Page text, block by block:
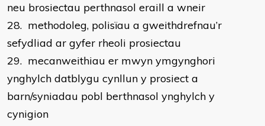
neu brosiectau perthnasol eraill a wneir
28. methodoleg, polisïau a gweithdrefnau’r
sefydliad ar gyfer rheoli prosiectau
29. mecanweithiau er mwyn ymgynghori
ynghylch datblygu cynllun y prosiect a
barn/syniadau pobl berthnasol ynghylch y
cynigion